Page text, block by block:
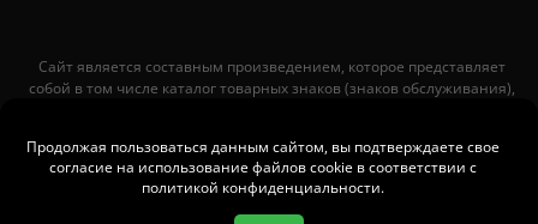
Сайт является составным произведением, которое представляет
собой в том числе каталог товарных знаков (знаков обслуживания),
представленные в вышеуказанном каталоге, принадлежат их
правообладателям. Свидетельство на товарный знак № 1005472 от
06.03.2024.
Политика конфиденциальности
Продолжая пользоваться данным сайтом, вы подтверждаете свое
согласие на использование файлов cookie в соответствии с
политикой конфиденциальности.